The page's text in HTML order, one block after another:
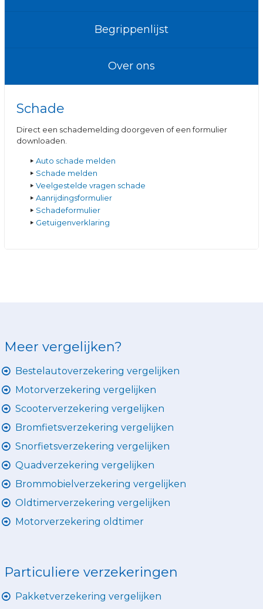
Begrippenlijst
Over ons
Schade
Direct een schademelding doorgeven of een formulier
downloaden.
Auto schade melden
Schade melden
Veelgestelde vragen schade
Aanrijdingsformulier
Schadeformulier
Getuigenverklaring
Meer vergelijken?
Bestelautoverzekering vergelijken
Motorverzekering vergelijken
Scooterverzekering vergelijken
Bromfietsverzekering vergelijken
Snorfietsverzekering vergelijken
Quadverzekering vergelijken
Brommobielverzekering vergelijken
Oldtimerverzekering vergelijken
Motorverzekering oldtimer
Particuliere verzekeringen
Pakketverzekering vergelijken